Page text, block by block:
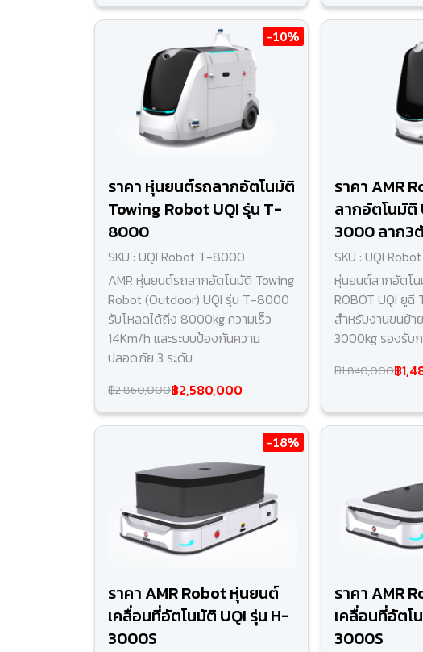
-10%
ราคา หุ่นยนต์รถลากอัตโนมัติ
Towing Robot UQI รุ่น T-
8000
SKU : UQI Robot T-8000
AMR หุ่นยนต์รถลากอัตโนมัติ Towing
Robot (Outdoor) UQI รุ่น T-8000
รับโหลดได้ถึง 8000kg ความเร็ว
14Km/h และระบบป้องกันความ
ปลอดภัย 3 ระดับ
฿2,860,000฿2,580,000
ราคา AMR
ลากอัตโนมัติ
3000 ลาก3
SKU : UQI
หุ่นยนต์ลากอัตโน
ROBOT UQI ยู
สำหรับงานขนย้า
3000kg รองรับก
฿1,840,000฿
-18%
ราคา AMR Robot หุ่นยนต์
เคลื่อนที่อัตโนมัติ UQI รุ่น H-
3000S
ราคา AMR
เคลื่อนที่อัตโ
3000S